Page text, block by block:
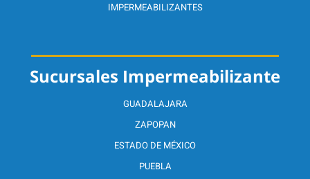
Sucursales Impermeabilizante
GUADALAJARA
ZAPOPAN
ESTADO DE MÉXICO
PUEBLA
IMPERMEABILIZANTES